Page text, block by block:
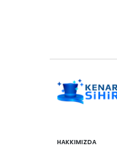
HAKKIMIZDA